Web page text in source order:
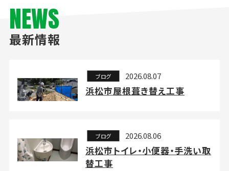
NEWS
最新情報
ブログ 2026.08.07
浜松市屋根葺き替え工事
ブログ 2026.08.06
浜松市トイレ・小便器・手洗い取
替工事